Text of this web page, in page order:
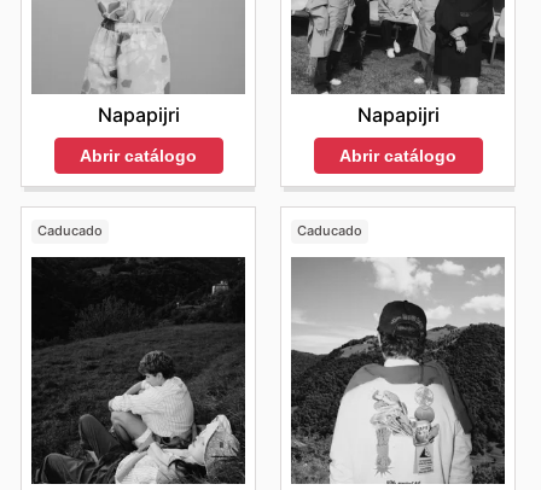
Napapijri
Abrir catálogo
Napapijri
Abrir catálogo
Caducado Caducado